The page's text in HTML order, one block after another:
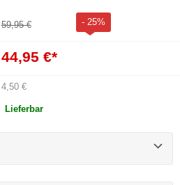
59,95 € - 25%
44,95 €*
4,50 €
Lieferbar